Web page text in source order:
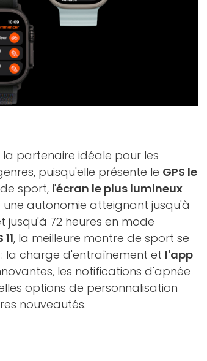
la partenaire idéale pour les
puisqu'elle présente le GPS le
sport, l'écran le plus lumineux
autonomie atteignant jusqu'à
jusqu'à 72 heures en mode
, la meilleure montre de sport se
la charge d'entraînement et l'app
les notifications d'apnée
options de personnalisation
nouveautés.